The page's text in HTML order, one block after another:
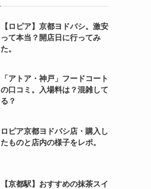
【ロピア】京都ヨドバシ。激安
って本当？開店日に行ってみ
た。
「アトア・神戸」フードコート
の口コミ。入場料は？混雑して
る？
ロピア京都ヨドバシ店・購入し
たものと店内の様子をレポ。
【京都駅】おすすめの抹茶スイ